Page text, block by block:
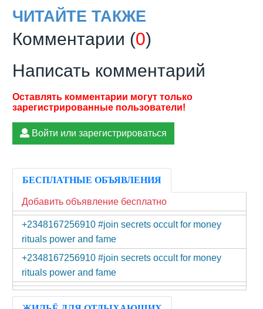
ЧИТАЙТЕ ТАКЖЕ
Комментарии (0)
Написать комментарий
Войти или зарегистрироваться
БЕСПЛАТНЫЕ ОБЪЯВЛЕНИЯ
Добавить объявление бесплатно
+2348167256910 #join secrets occult for money
rituals power and fame
+2348167256910 #join secrets occult for money
rituals power and fame